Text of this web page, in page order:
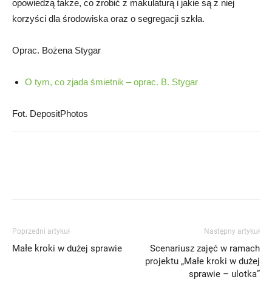
opowiedzą także, co zrobić z makulaturą i jakie są z niej
korzyści dla środowiska oraz o segregacji szkła.
Oprac. Bożena Stygar
O tym, co zjada śmietnik – oprac. B. Stygar
Fot. DepositPhotos
Poprzedni artykuł
Małe kroki w dużej sprawie
Następny artykuł
Scenariusz zajęć w ramach
projektu „Małe kroki w dużej
sprawie – ulotka”